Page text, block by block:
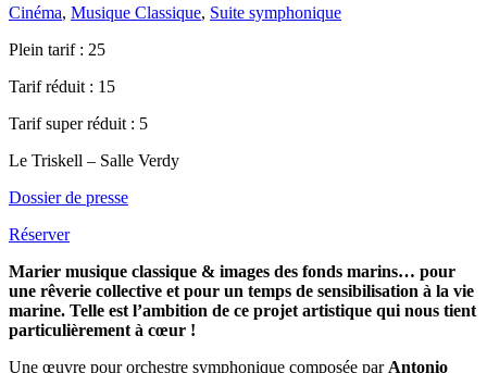
Cinéma, Musique Classique, Suite symphonique
Plein tarif : 25
Tarif réduit : 15
Tarif super réduit : 5
Le Triskell – Salle Verdy
Dossier de presse
Réserver
Marier musique classique & images des fonds marins… pour
une rêverie collective et pour un temps de sensibilisation à la vie
marine. Telle est l’ambition de ce projet artistique qui nous tient
particulièrement à cœur !
Une œuvre pour orchestre symphonique composée par Antonio